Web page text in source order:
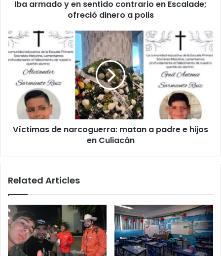
dinero
Iba armado y en sentido contrario en Escalade;
ofreció dinero a polis
Víctimas
de
narcoguerra:
padre
hijos
Culiacán
Víctimas de narcoguerra: matan a padre e hijos
en Culiacán
Related Articles